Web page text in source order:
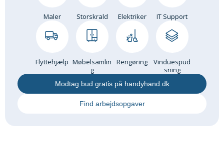
Maler Storskrald Elektriker IT Support
Flyttehjælp Møbelsamlin
g
Rengøring
Vinduespud
sning
Modtag bud gratis på handyhand.dk
Find arbejdsopgaver